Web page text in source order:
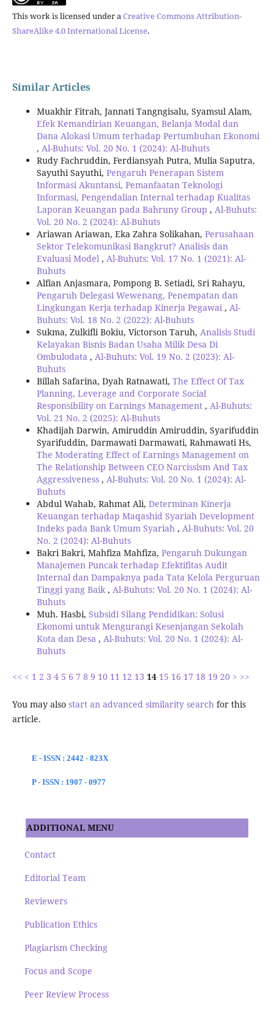
This work is licensed under aCreative Commons Attribution-
ShareAlike 4.0 International License.
Similar Articles
Muakhir Fitrah, Jannati Tangngisalu, Syamsul Alam,
Efek Kemandirian Keuangan, Belanja Modal dan
Dana Alokasi Umum terhadap Pertumbuhan Ekonomi
, Al-Buhuts: Vol. 20 No. 1 (2024): Al-Buhuts
Rudy Fachruddin, Ferdiansyah Putra, Mulia Saputra,
Sayuthi Sayuthi, Pengaruh Penerapan Sistem
Informasi Akuntansi, Pemanfaatan Teknologi
Informasi, Pengendalian Internal terhadap Kualitas
Laporan Keuangan pada Bahruny Group , Al-Buhuts:
Vol. 20 No. 2 (2024): Al-Buhuts
Ariawan Ariawan, Eka Zahra Solikahan, Perusahaan
Sektor Telekomunikasi Bangkrut? Analisis dan
Evaluasi Model , Al-Buhuts: Vol. 17 No. 1 (2021): Al-
Buhuts
Alfian Anjasmara, Pompong B. Setiadi, Sri Rahayu,
Pengaruh Delegasi Wewenang, Penempatan dan
Lingkungan Kerja terhadap Kinerja Pegawai, Al-
Buhuts: Vol. 18 No. 2 (2022): Al-Buhuts
Sukma, Zulkifli Bokiu, Victorson Taruh, Analisis Studi
Kelayakan Bisnis Badan Usaha Milik Desa Di
Ombulodata , Al-Buhuts: Vol. 19 No. 2 (2023): Al-
Buhuts
Billah Safarina, Dyah Ratnawati, The Effect Of Tax
Planning, Leverage and Corporate Social
Responsibility on Earnings Management , Al-Buhuts:
Vol. 21 No. 2 (2025): Al-Buhuts
Khadijah Darwin, Amiruddin Amiruddin, Syarifuddin
Syarifuddin, Darmawati Darmawati, Rahmawati Hs,
The Moderating Effect of Earnings Management on
The Relationship Between CEO Narcissism And Tax
Aggressiveness , Al-Buhuts: Vol. 20 No. 1 (2024): Al-
Buhuts
Abdul Wahab, Rahmat Ali, Determinan Kinerja
Keuangan terhadap Maqashid Syariah Development
Indeks pada Bank Umum Syariah , Al-Buhuts: Vol. 20
No. 2 (2024): Al-Buhuts
Bakri Bakri, Mahfiza Mahfiza, Pengaruh Dukungan
Manajemen Puncak terhadap Efektifitas Audit
Internal dan Dampaknya pada Tata Kelola Perguruan
Tinggi yang Baik , Al-Buhuts: Vol. 20 No. 1 (2024): Al-
Buhuts
Muh. Hasbi, Subsidi Silang Pendidikan: Solusi
Ekonomi untuk Mengurangi Kesenjangan Sekolah
Kota dan Desa , Al-Buhuts: Vol. 20 No. 1 (2024): Al-
Buhuts
<< < 1 2 3 4 5 6 7 8 9 10 11 12 13 14 15 16 17 18 19 20 > >>
You may also start an advanced similarity search for this
article.
E - ISSN : 2442 - 823X
P - ISSN : 1907 - 0977
ADDITIONAL MENU
Contact
Editorial Team
Reviewers
Publication Ethics
Plagiarism Checking
Focus and Scope
Peer Review Process